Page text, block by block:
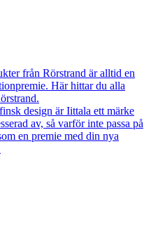
från Rörstrand är alltid en
Här hittar du alla
design är Iittala ett märke
av, så varför inte passa på
en premie med din nya